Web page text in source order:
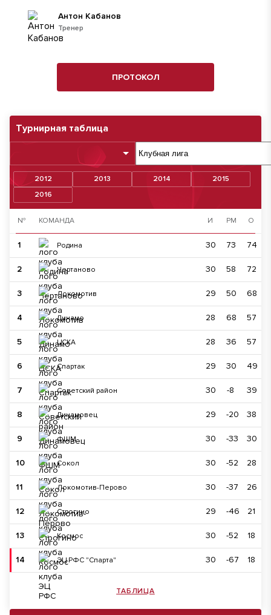
Турнирная таблица
2012 2013 2014
2015
2016
№ КОМАНДА И РМ О
1 Родина 30 73 74
2 Чертаново 30 58 72
3 Локомотив 29 50 68
4 Динамо 28 68 57
5 ЦСКА 28 36 57
6 Спартак 29 30 49
7 Советский район 30 -8 39
8 Динамовец 29 -20 38
9 ФШМ 30 -33 30
10 Сокол 30 -52 28
11 Локомотив-Перово 30 -37 26
12 Строгино 29 -46 21
13 Космос 30 -52 18
14 ЭЦ РФС "Спарта" 30 -67 18
ТАБЛИЦА
Тренер
Антон Кабанов
ПРОТОКОЛ